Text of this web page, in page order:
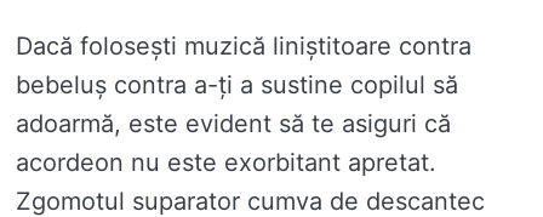
Dacă folosești muzică liniștitoare contra
bebeluș contra a-ți a sustine copilul să
adoarmă, este evident să te asiguri că
acordeon nu este exorbitant apretat.
Zgomotul suparator cumva de descantec